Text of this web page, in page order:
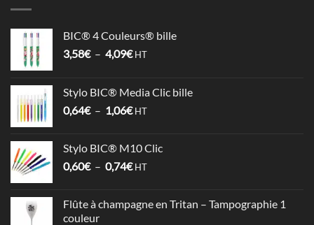
BIC® 4 Couleurs® bille
3,58€ – 4,09€Plage
3,58€
à
HT
Stylo BIC® Media Clic bille
0,64€ – 1,06€Plage
0,64€
à
HT
Stylo BIC® M10 Clic
0,60€ – 0,74€Plage
0,60€
HT
Flûte à champagne en Tritan – Tampographie 1
couleur